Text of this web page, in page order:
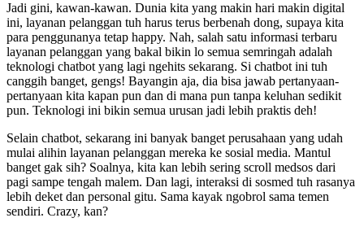
Jadi gini, kawan-kawan. Dunia kita yang makin hari makin digital
ini, layanan pelanggan tuh harus terus berbenah dong, supaya kita
para penggunanya tetap happy. Nah, salah satu informasi terbaru
layanan pelanggan yang bakal bikin lo semua semringah adalah
teknologi chatbot yang lagi ngehits sekarang. Si chatbot ini tuh
canggih banget, gengs! Bayangin aja, dia bisa jawab pertanyaan-
pertanyaan kita kapan pun dan di mana pun tanpa keluhan sedikit
pun. Teknologi ini bikin semua urusan jadi lebih praktis deh!
Selain chatbot, sekarang ini banyak banget perusahaan yang udah
mulai alihin layanan pelanggan mereka ke sosial media. Mantul
banget gak sih? Soalnya, kita kan lebih sering scroll medsos dari
pagi sampe tengah malem. Dan lagi, interaksi di sosmed tuh rasanya
lebih deket dan personal gitu. Sama kayak ngobrol sama temen
sendiri. Crazy, kan?